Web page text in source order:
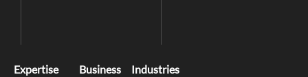
Expertise Business Industries